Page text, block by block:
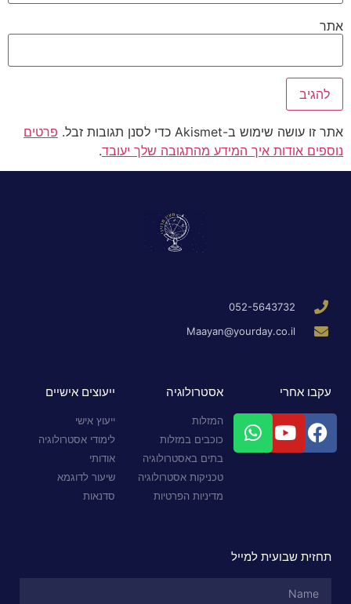
אתר
אתר זו עושה שימוש ב-Akismet כדי לסנן תגובות זבל.
פרטים
נוספים אודות איך המידע מהתגובה שלך יעובד.
052-5643732
Maayan@yourday.co.il
עקבו אחרי אסטרולוגיה
המזלות
כוכבים במזלות
בתים באסטרולוגיה
טכניקות אסטרולוגיה
מדיניות הפרטיות
ייעוצים אישיים
ייעוץ אישי
לימודי אסטרולוגיה
אודותי
שיעור לדוגמא
סדנאות
תחזית שבועית למייל